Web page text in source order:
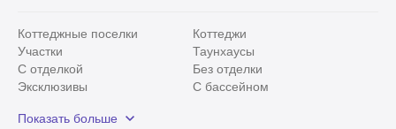
Коттеджные поселки
Коттеджи
Участки
Таунхаусы
С отделкой
Без отделки
Эксклюзивы
С бассейном
Красногорский район
Показать больше